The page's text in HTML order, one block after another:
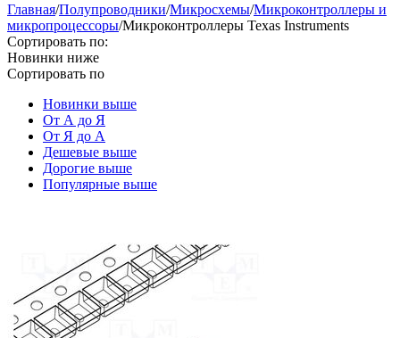
Главная/Полупроводники/Микросхемы/Микроконтроллеры и
микропроцессоры/Микроконтроллеры Texas Instruments
Сортировать по:
Новинки ниже
Сортировать по
Новинки выше
От А до Я
От Я до А
Дешевые выше
Дорогие выше
Популярные выше